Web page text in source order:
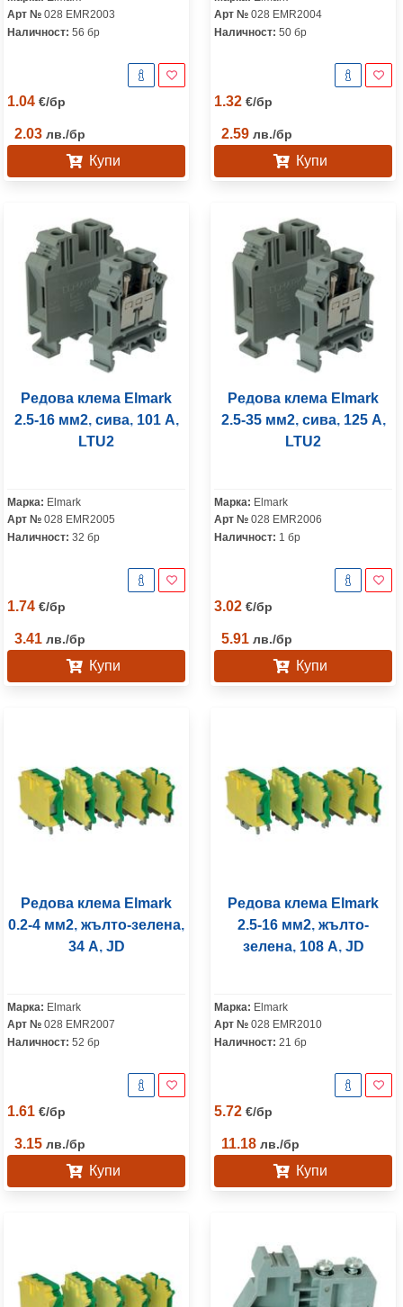
Арт № 028 EMR2003
Наличност: 56 бр
1.04 €/бр
2.03 лв./бр
Купи
Арт № 028 EMR2004
Наличност: 50 бр
1.32 €/бр
2.59 лв./бр
Купи
Редова клема Elmark
2.5-16 мм2, сива, 101 A,
LTU2
Марка: Elmark
Арт № 028 EMR2005
Наличност: 32 бр
1.74 €/бр
3.41 лв./бр
Купи
Редова клема Elmark
2.5-35 мм2, сива, 125 A,
LTU2
Марка: Elmark
Арт № 028 EMR2006
Наличност: 1 бр
3.02 €/бр
5.91 лв./бр
Купи
Редова клема Elmark
0.2-4 мм2, жълто-зелена,
34 A, JD
Марка: Elmark
Арт № 028 EMR2007
Наличност: 52 бр
1.61 €/бр
3.15 лв./бр
Купи
Редова клема Elmark
2.5-16 мм2, жълто-
зелена, 108 A, JD
Марка: Elmark
Арт № 028 EMR2010
Наличност: 21 бр
5.72 €/бр
11.18 лв./бр
Купи